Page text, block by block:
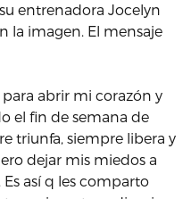
entrenadora Jocelyn
la imagen. El mensaje
abrir mi corazón y
el fin de semana de
triunfa, siempre libera y
dejar mis miedos a
así q les comparto